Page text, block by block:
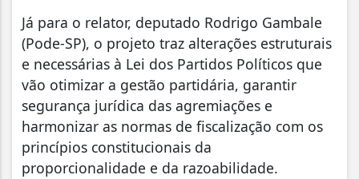
Já para o relator, deputado Rodrigo Gambale
(Pode-SP), o projeto traz alterações estruturais
e necessárias à Lei dos Partidos Políticos que
vão otimizar a gestão partidária, garantir
segurança jurídica das agremiações e
harmonizar as normas de fiscalização com os
princípios constitucionais da
proporcionalidade e da razoabilidade.